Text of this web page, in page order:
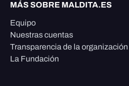
MÁS SOBRE MALDITA.ES
Equipo
Nuestras cuentas
Transparencia de la organización
La Fundación